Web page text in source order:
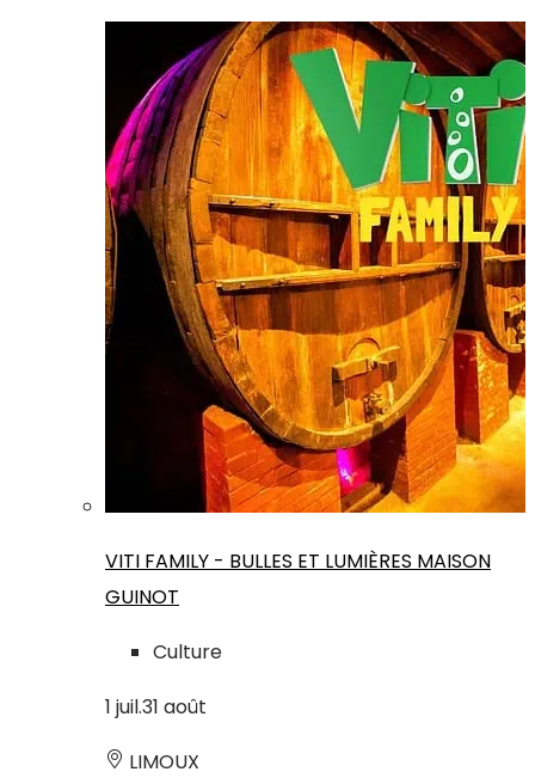
VITI FAMILY - BULLES ET LUMIÈRES MAISON
GUINOT
Culture
1 juil.31 août
LIMOUX